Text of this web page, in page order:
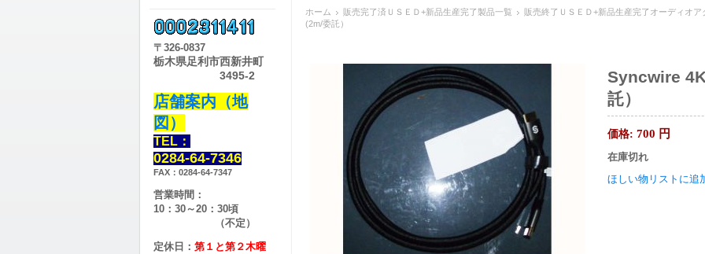
ホーム 販売完了済ＵＳＥＤ+新品生産完了製品一覧 販売終了ＵＳＥＤ+新品生産完了オーディオア
(2m/委託）
Syncwire
託）
価格: 700 円
在庫切れ
ほしい物リストに追
〒 326-0837
栃木県足利市西新井町
3495-2
店舗案内（地
図）
TEL：
0284-64-7346
FAX：0284-64-7347
営業時間：
10：30～20：30頃
（不定）
定休日： 第１と第２木曜